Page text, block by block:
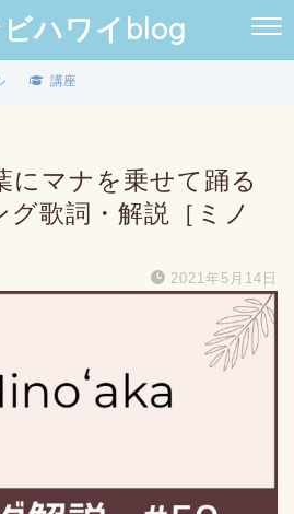
ハワイblog
講座
にマナを乗せて踊る
歌詞・解説［ミノ
2021年5月14日